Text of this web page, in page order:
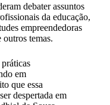
debater assuntos
da educação,
empreendedoras
temas.
em
que essa
despertada em